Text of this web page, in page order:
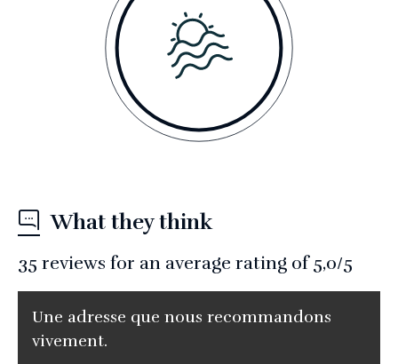
What they think
35 reviews for an average rating of 5,0/5
Une adresse que nous recommandons
vivement.